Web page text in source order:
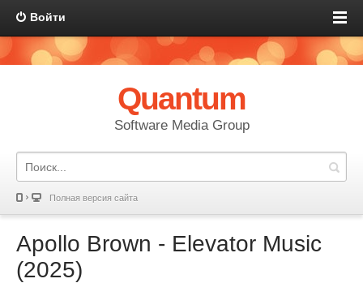
Войти
Quantum
Software Media Group
Полная версия сайта
Apollo Brown - Elevator Music
(2025)